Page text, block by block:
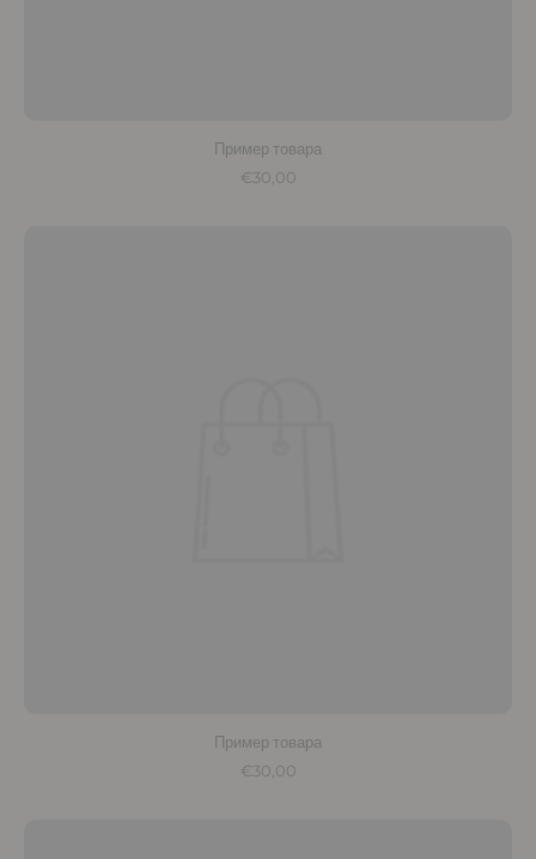
Пример товара
€30,00
Пример товара
€30,00